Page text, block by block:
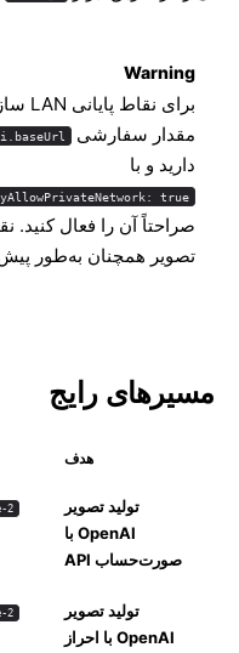
Warning
مقدار سفارشی
دارید و با
true
صراحتاً آن را فعال
تصویر همچنان به‌طور
مسیرهای رایج
هدف
تولید تصویر
OpenAI با
صورت‌حساب API
2
تولید تصویر
OpenAI با احراز
2